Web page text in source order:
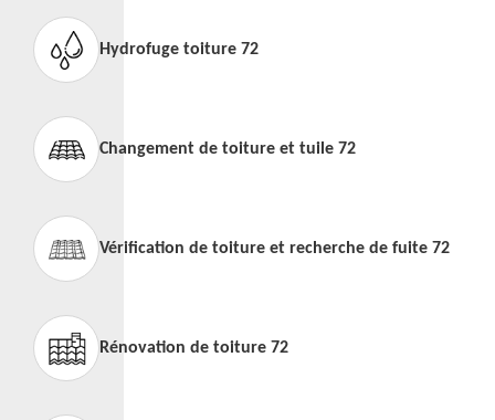
Hydrofuge toiture 72
Changement de toiture et tuile 72
Vérification de toiture et recherche de fuite 72
Rénovation de toiture 72